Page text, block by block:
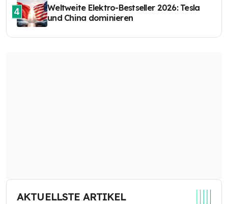
4
Weltweite Elektro-Bestseller 2026: Tesla
und China dominieren
AKTUELLSTE ARTIKEL